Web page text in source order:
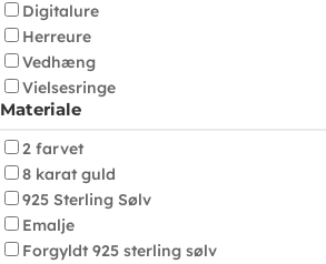
Digitalure
Herreure
Vedhæng
Vielsesringe
Materiale
2 farvet
8 karat guld
925 Sterling Sølv
Emalje
Forgyldt 925 sterling sølv